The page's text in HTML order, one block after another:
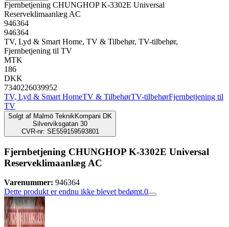
Fjernbetjening CHUNGHOP K-3302E Universal
Reserveklimaanlæg AC
946364
946364
TV, Lyd & Smart Home, TV & Tilbehør, TV-tilbehør,
Fjernbetjening til TV
MTK
186
DKK
7340226039952
TV, Lyd & Smart HomeTV & TilbehørTV-tilbehørFjernbetjening til
TV
Solgt af Malmö TeknikKompani DK
Silverviksgatan 30
CVR-nr: SE559159593801
Fjernbetjening CHUNGHOP K-3302E Universal
Reserveklimaanlæg AC
Varenummer: 946364
Dette produkt er endnu ikke blevet bedømt.0